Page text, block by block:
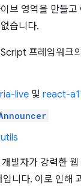
브 영역을 만들고
습니다.
프레임워크
live 및 react-
발자가 강력한
니다. 이로 인해